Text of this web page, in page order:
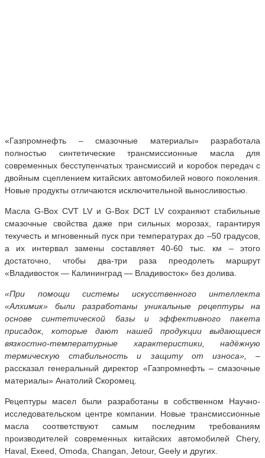
«Газпромнефть – смазочные материалы» разработала
полностью синтетические трансмиссионные масла для
современных бесступенчатых трансмиссий и коробок передач с
двойным сцеплением китайских автомобилей нового поколения.
Новые продукты отличаются исключительной выносливостью.
Масла G-Box CVT LV и G-Box DCT LV сохраняют стабильные
смазочные свойства даже при сильных морозах, гарантируя
текучесть и мгновенный пуск при температурах до –50 градусов,
а их интервал замены составляет 40-60 тыс. км – этого
достаточно, чтобы два-три раза преодолеть маршрут
«Владивосток — Калининград — Владивосток» без долива.
«При помощи системы искусственного интеллекта
«Алхимик» были разработаны уникальные рецептуры на
основе синтетической базы и эффективного пакета
присадок, которые дают нашей продукции выдающиеся
вязкостно-температурные характеристики, надёжную
термическую стабильность и защиту от износа»,
–
рассказал генеральный директор «Газпромнефть – смазочные
материалы» Анатолий Скоромец.
Рецептуры масел были разработаны в собственном Научно-
исследовательском центре компании. Новые трансмиссионные
масла соответствуют самым последним требованиям
производителей современных китайских автомобилей Сhery,
Haval, Exeed, Omoda, Changan, Jetour, Geely и других.